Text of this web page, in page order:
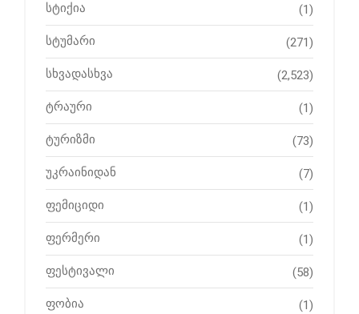
სტიქია (1)
სტუმარი (271)
სხვადასხვა (2,523)
ტრაური (1)
ტურიზმი (73)
უკრაინიდან (7)
ფემიციდი (1)
ფერმერი (1)
ფესტივალი (58)
ფობია (1)